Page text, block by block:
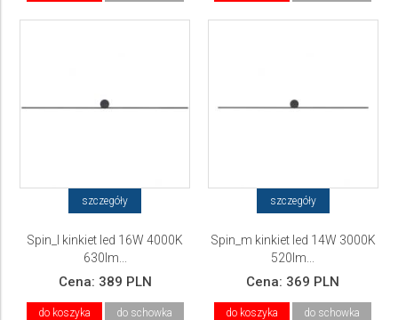
szczegóły
Spin_l kinkiet led 16W 4000K
630lm...
Cena: 389 PLN
do koszyka do schowka
szczegóły
Spin_m kinkiet led 14W 3000K
520lm...
Cena: 369 PLN
do koszyka do schowka